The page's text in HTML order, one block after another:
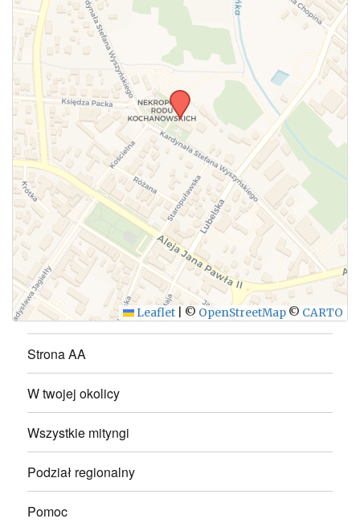
WYŚLIJ
Leaflet © OpenStreetMap © CARTO
Strona AA
W twojej okolicy
Wszystkie mityngi
Podział regionalny
Pomoc